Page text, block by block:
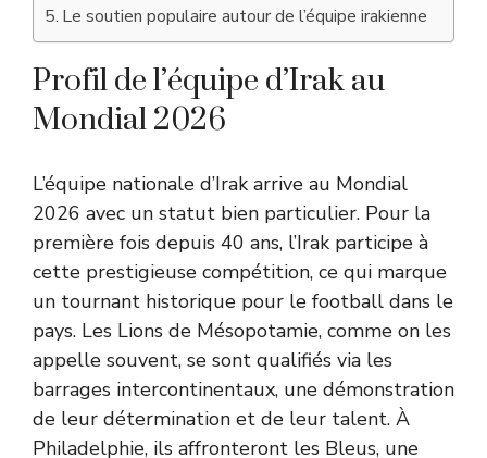
Le soutien populaire autour de l’équipe irakienne
Profil de l’équipe d’Irak au
Mondial 2026
L’équipe nationale d’Irak arrive au Mondial
2026 avec un statut bien particulier. Pour la
première fois depuis 40 ans, l’Irak participe à
cette prestigieuse compétition, ce qui marque
un tournant historique pour le football dans le
pays. Les Lions de Mésopotamie, comme on les
appelle souvent, se sont qualifiés via les
barrages intercontinentaux, une démonstration
de leur détermination et de leur talent. À
Philadelphie, ils affronteront les Bleus, une